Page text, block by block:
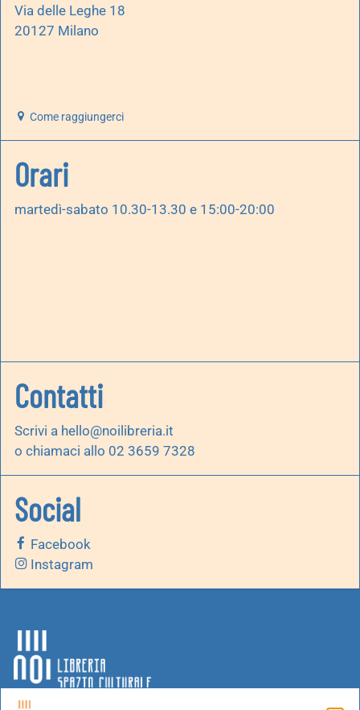
Via delle Leghe 18
20127 Milano
Come raggiungerci
Orari
martedì-sabato 10.30-13.30 e 15:00-20:00
Contatti
Scrivi a hello@noilibreria.it
o chiamaci allo 02 3659 7328
Social
Facebook
Instagram